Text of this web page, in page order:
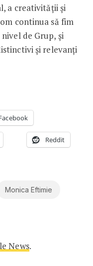
a creativității și
continua să fim
de Grup, și
și relevanți
Reddit
Monica Eftimie
News.